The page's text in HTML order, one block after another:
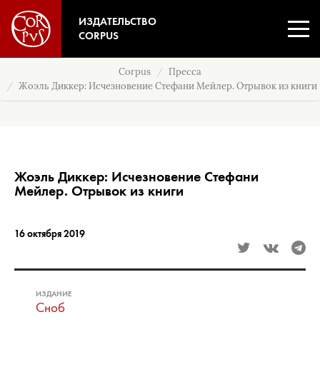
ИЗДАТЕЛЬСТВО
CORPUS
Corpus
Пресса
Жоэль Диккер: Исчезновение Стефани Мейлер. Отрывок из книги
Жоэль Диккер: Исчезновение Стефани
Мейлер. Отрывок из книги
16 октября 2019
ИЗДАНИЕ
Сноб